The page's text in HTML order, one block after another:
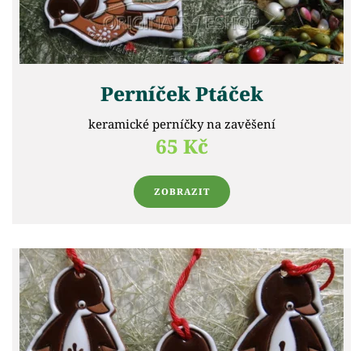
Perníček Ptáček
keramické perníčky na zavěšení
65 Kč
ZOBRAZIT